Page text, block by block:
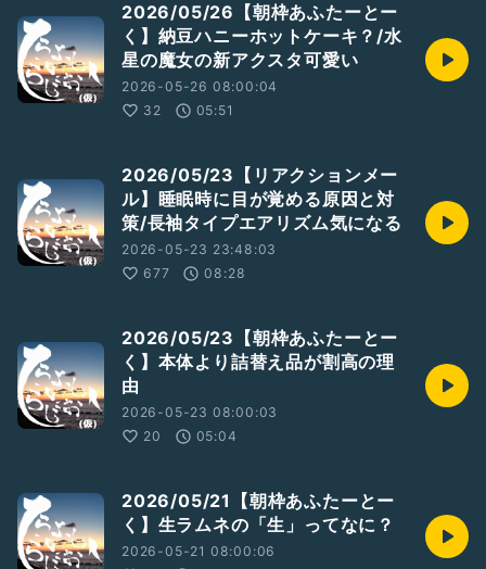
2026/05/26【朝枠あふたーとー
く】納豆ハニーホットケーキ？/水
星の魔女の新アクスタ可愛い
2026-05-26 08:00:04
32
05:51
2026/05/23【リアクションメー
ル】睡眠時に目が覚める原因と対
策/長袖タイプエアリズム気になる
2026-05-23 23:48:03
677
08:28
2026/05/23【朝枠あふたーとー
く】本体より詰替え品が割高の理
由
2026-05-23 08:00:03
20
05:04
2026/05/21【朝枠あふたーとー
く】生ラムネの「生」ってなに？
2026-05-21 08:00:06